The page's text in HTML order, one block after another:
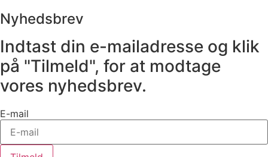
Nyhedsbrev
Indtast din e-mailadresse og klik
på "Tilmeld", for at modtage
vores nyhedsbrev.
E-mail